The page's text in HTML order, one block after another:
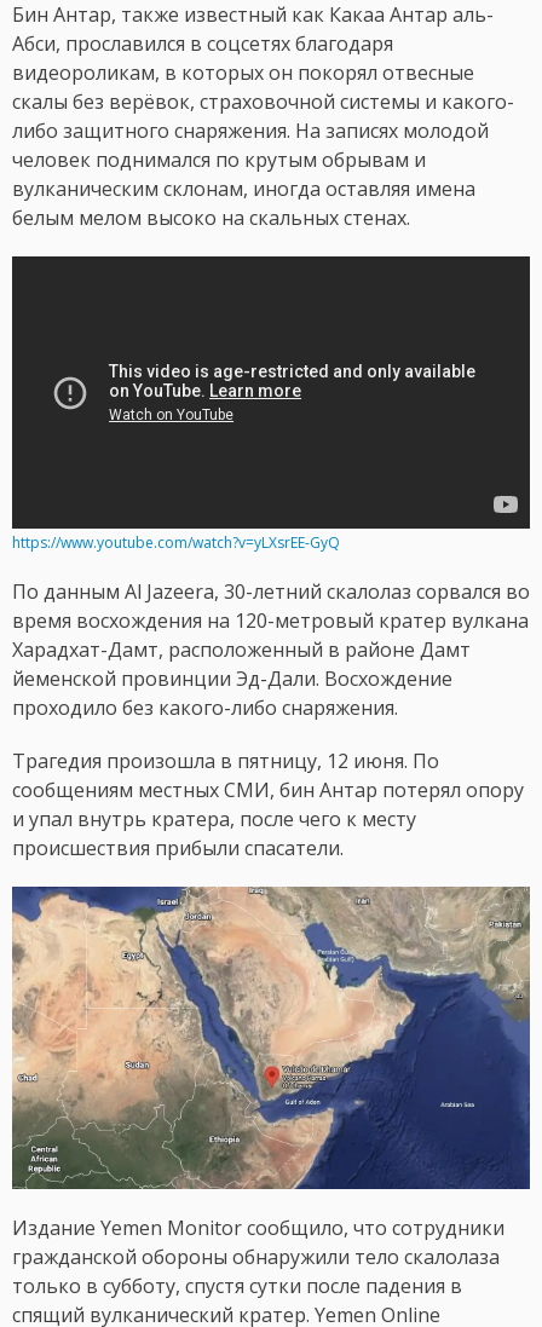
Бин Антар, также известный как Какаа Антар аль-
Абси, прославился в соцсетях благодаря
видеороликам, в которых он покорял отвесные
скалы без верёвок, страховочной системы и какого-
либо защитного снаряжения. На записях молодой
человек поднимался по крутым обрывам и
вулканическим склонам, иногда оставляя имена
белым мелом высоко на скальных стенах.
https://www.youtube.com/watch?v=yLXsrEE-GyQ
По данным Al Jazeera, 30-летний скалолаз сорвался во
время восхождения на 120-метровый кратер вулкана
Харадхат-Дамт, расположенный в районе Дамт
йеменской провинции Эд-Дали. Восхождение
проходило без какого-либо снаряжения.
Трагедия произошла в пятницу, 12 июня. По
сообщениям местных СМИ, бин Антар потерял опору
и упал внутрь кратера, после чего к месту
происшествия прибыли спасатели.
Издание Yemen Monitor сообщило, что сотрудники
гражданской обороны обнаружили тело скалолаза
только в субботу, спустя сутки после падения в
спящий вулканический кратер. Yemen Online